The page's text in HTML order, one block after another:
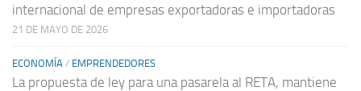
internacional de empresas exportadoras e importadoras
21 DE MAYO DE 2026
ECONOMÍA / EMPRENDEDORES
La propuesta de ley para una pasarela al RETA, mantiene